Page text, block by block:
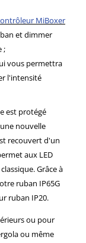
MiBoxer
et dimmer
;
vous permettra
l'intensité
est protégé
nouvelle
recouvert d'un
aux LED
Grâce à
ruban IP65G
ruban IP20.
ou pour
ou même